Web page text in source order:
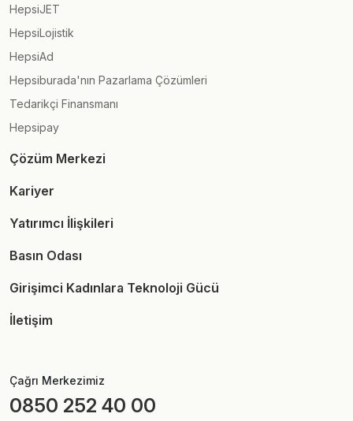
HepsiJET
HepsiLojistik
HepsiAd
Hepsiburada'nın Pazarlama Çözümleri
Tedarikçi Finansmanı
Hepsipay
Çözüm Merkezi
Kariyer
Yatırımcı İlişkileri
Basın Odası
Girişimci Kadınlara Teknoloji Gücü
İletişim
Çağrı Merkezimiz
0850 252 40 00